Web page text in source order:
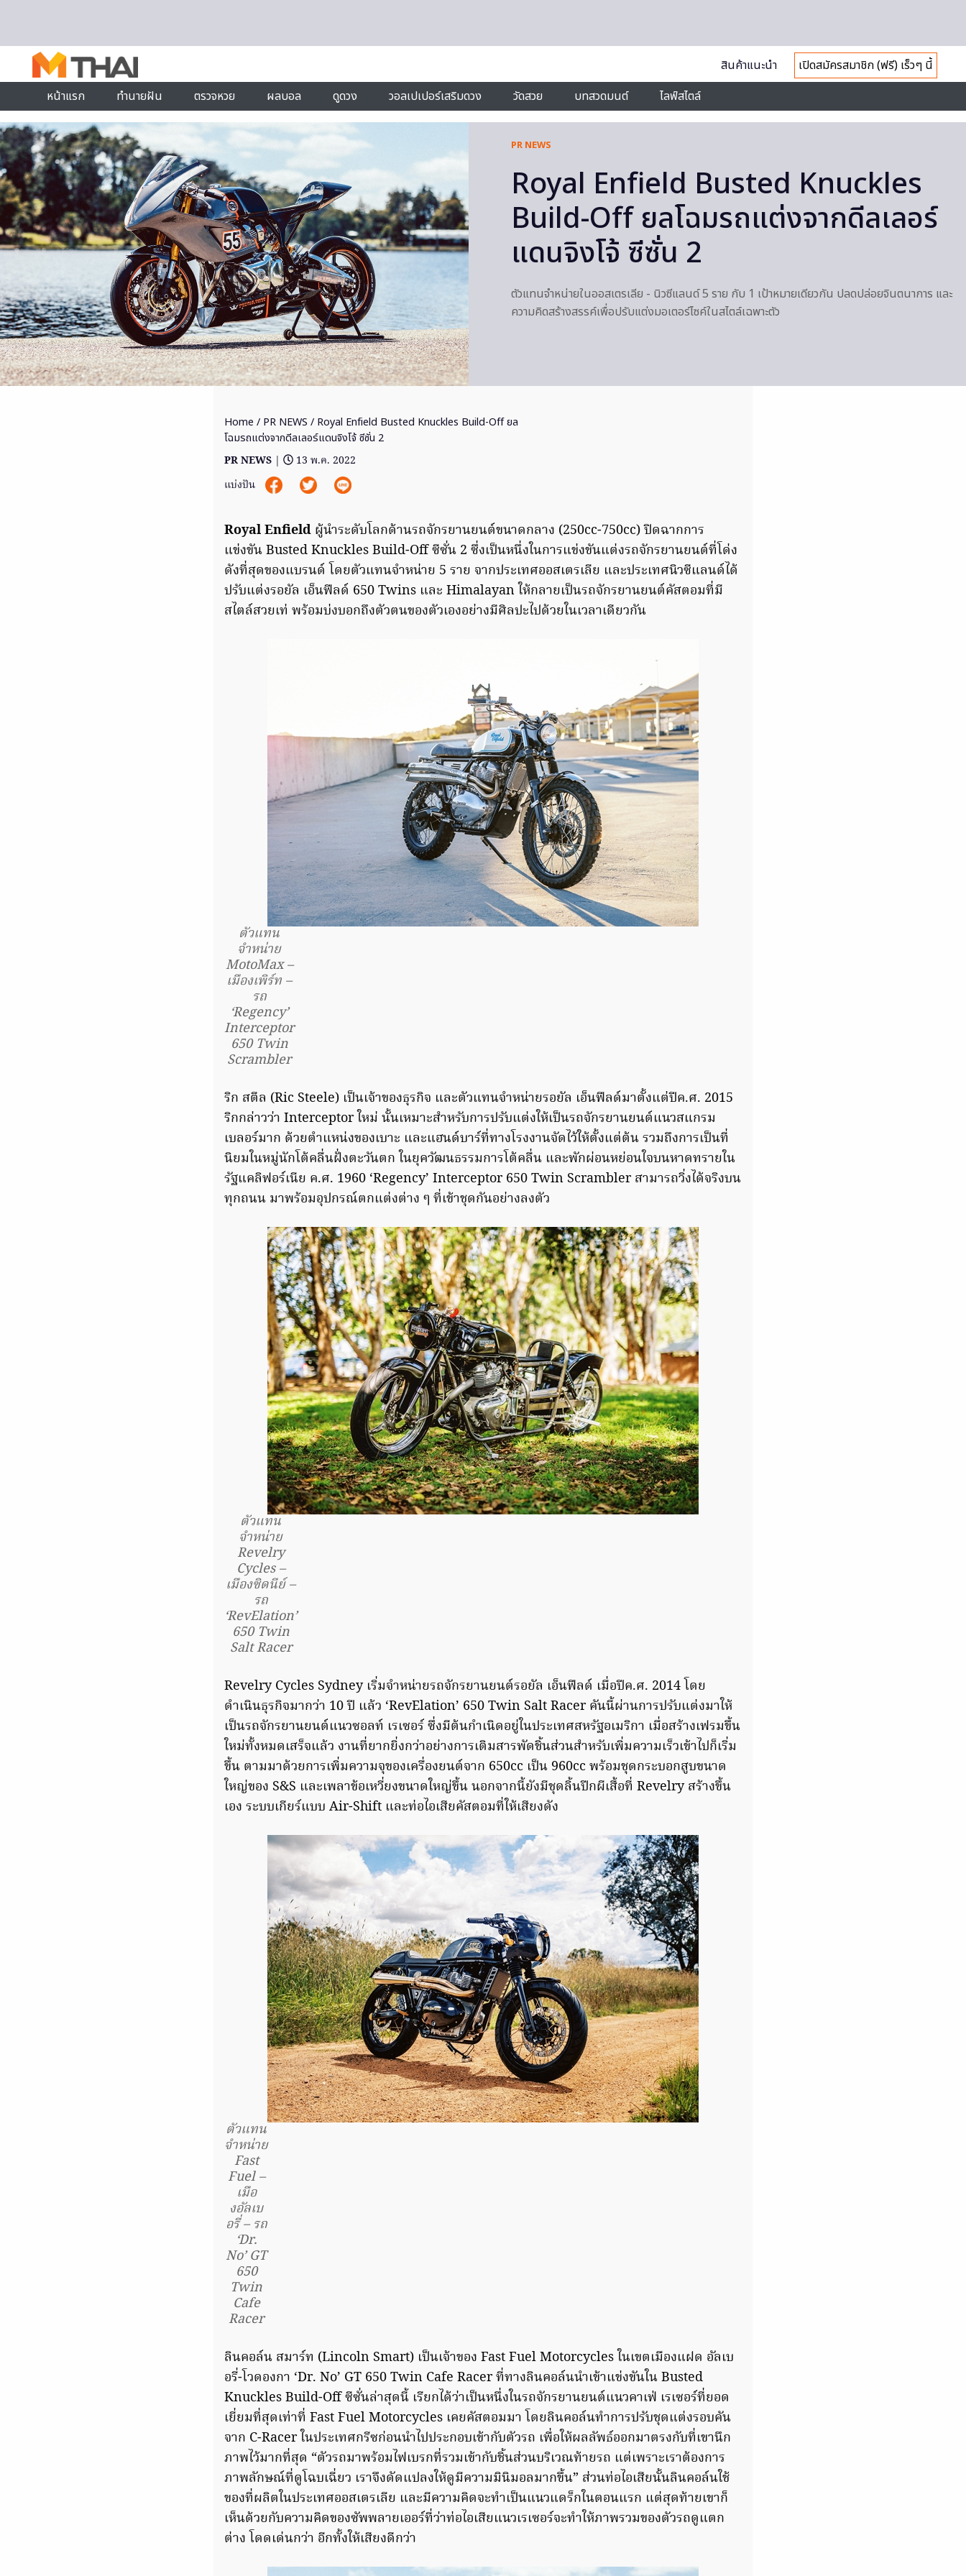
สินค้าแนะนำ
เปิดสมัครสมาชิก (ฟรี) เร็วๆ นี้
หน้าแรก
ทำนายฝัน ตรวจหวย ผลบอล ดูดวง วอลเปเปอร์เสริมดวง วัดสวย บทสวดมนต์ ไลฟ์สไตล์
PR NEWS
Royal Enfield Busted Knuckles
Build-Off ยลโฉมรถแต่งจากดีลเลอร์
แดนจิงโจ้ ซีซั่น 2
ตัวแทนจำหน่ายในออสเตรเลีย - นิวซีแลนด์ 5 ราย กับ 1 เป้าหมายเดียวกัน ปลดปล่อยจินตนาการ และ
ความคิดสร้างสรรค์เพื่อปรับแต่งมอเตอร์ไซค์ในสไตล์เฉพาะตัว
Home / PR NEWS / Royal Enfield Busted Knuckles Build-Off ยล
โฉมรถแต่งจากดีลเลอร์แดนจิงโจ้ ซีซั่น 2
PR NEWS |
13 พ.ค. 2022
แบ่งปัน
Royal Enfield ผู้นำระดับโลกด้านรถจักรยานยนต์ขนาดกลาง (250cc-750cc) ปิดฉากการ
แข่งขัน Busted Knuckles Build-Off ซีซั่น 2 ซึ่งเป็นหนึ่งในการแข่งขันแต่งรถจักรยานยนต์ที่โด่ง
ดังที่สุดของแบรนด์ โดยตัวแทนจำหน่าย 5 ราย จากประเทศออสเตรเลีย และประเทศนิวซีแลนด์ได้
ปรับแต่งรอยัล เอ็นฟีลด์ 650 Twins และ Himalayan ให้กลายเป็นรถจักรยานยนต์คัสตอมที่มี
สไตล์สวยเท่ พร้อมบ่งบอกถึงตัวตนของตัวเองอย่างมีศิลปะไปด้วยในเวลาเดียวกัน
ตัวแทน
จำหน่าย
MotoMax –
เมืองเพิร์ท –
รถ
‘Regency’
Interceptor
650 Twin
Scrambler
ริก สตีล (Ric Steele) เป็นเจ้าของธุรกิจ และตัวแทนจำหน่ายรอยัล เอ็นฟีลด์มาตั้งแต่ปีค.ศ. 2015
ริกกล่าวว่า Interceptor ใหม่ นั้นเหมาะสำหรับการปรับแต่งให้เป็นรถจักรยานยนต์แนวสแกรม
เบลอร์มาก ด้วยตำแหน่งของเบาะ และแฮนด์บาร์ที่ทางโรงงานจัดไว้ให้ตั้งแต่ต้น รวมถึงการเป็นที่
นิยมในหมู่นักโต้คลื่นฝั่งตะวันตก ในยุควัฒนธรรมการโต้คลื่น และพักผ่อนหย่อนใจบนหาดทรายใน
รัฐแคลิฟอร์เนีย ค.ศ. 1960 ‘Regency’ Interceptor 650 Twin Scrambler สามารถวิ่งได้จริงบน
ทุกถนน มาพร้อมอุปกรณ์ตกแต่งต่าง ๆ ที่เข้าชุดกันอย่างลงตัว
ตัวแทน
จำหน่าย
Revelry
Cycles –
เมืองซิดนีย์ –
รถ
‘RevElation’
650 Twin
Salt Racer
Revelry Cycles Sydney เริ่มจำหน่ายรถจักรยานยนต์รอยัล เอ็นฟีลด์ เมื่อปีค.ศ. 2014 โดย
ดำเนินธุรกิจมากว่า 10 ปี แล้ว ‘RevElation’ 650 Twin Salt Racer คันนี้ผ่านการปรับแต่งมาให้
เป็นรถจักรยานยนต์แนวซอลท์ เรเซอร์ ซึ่งมีต้นกำเนิดอยู่ในประเทศสหรัฐอเมริกา เมื่อสร้างเฟรมขึ้น
ใหม่ทั้งหมดเสร็จแล้ว งานที่ยากยิ่งกว่าอย่างการเติมสารพัดชิ้นส่วนสำหรับเพิ่มความเร็วเข้าไปก็เริ่ม
ขึ้น ตามมาด้วยการเพิ่มความจุของเครื่องยนต์จาก 650cc เป็น 960cc พร้อมชุดกระบอกสูบขนาด
ใหญ่ของ S&S และเพลาข้อเหวี่ยงขนาดใหญ่ขึ้น นอกจากนี้ยังมีชุดลิ้นปีกผีเสื้อที่ Revelry สร้างขึ้น
เอง ระบบเกียร์แบบ Air-Shift และท่อไอเสียคัสตอมที่ให้เสียงดัง
ตัวแทน
จำหน่าย
Fast
Fuel –
เมือ
งอัลเบ
อรี่ – รถ
‘Dr.
No’ GT
650
Twin
Cafe
Racer
ลินคอล์น สมาร์ท (Lincoln Smart) เป็นเจ้าของ Fast Fuel Motorcycles ในเขตเมืองแฝด อัลเบ
อรี่-โวดองกา ‘Dr. No’ GT 650 Twin Cafe Racer ที่ทางลินคอล์นนำเข้าแข่งขันใน Busted
Knuckles Build-Off ซีซั่นล่าสุดนี้ เรียกได้ว่าเป็นหนึ่งในรถจักรยานยนต์แนวคาเฟ่ เรเซอร์ที่ยอด
เยี่ยมที่สุดเท่าที่ Fast Fuel Motorcycles เคยคัสตอมมา โดยลินคอล์นทำการปรับชุดแต่งรอบคัน
จาก C-Racer ในประเทศกรีซก่อนนำไปประกอบเข้ากับตัวรถ เพื่อให้ผลลัพธ์ออกมาตรงกับที่เขานึก
ภาพไว้มากที่สุด “ตัวรถมาพร้อมไฟเบรกที่รวมเข้ากับชิ้นส่วนบริเวณท้ายรถ แต่เพราะเราต้องการ
ภาพลักษณ์ที่ดูโฉบเฉี่ยว เราจึงดัดแปลงให้ดูมีความมินิมอลมากขึ้น” ส่วนท่อไอเสียนั้นลินคอล์นใช้
ของที่ผลิตในประเทศออสเตรเลีย และมีความคิดจะทำเป็นแนวแดร็กในตอนแรก แต่สุดท้ายเขาก็
เห็นด้วยกับความคิดของซัพพลายเออร์ที่ว่าท่อไอเสียแนวเรเซอร์จะทำให้ภาพรวมของตัวรถดูแตก
ต่าง โดดเด่นกว่า อีกทั้งให้เสียงดีกว่า